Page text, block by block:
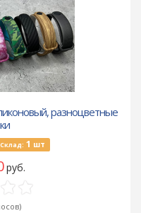
разноцветные
Склад: 1 шт
руб.